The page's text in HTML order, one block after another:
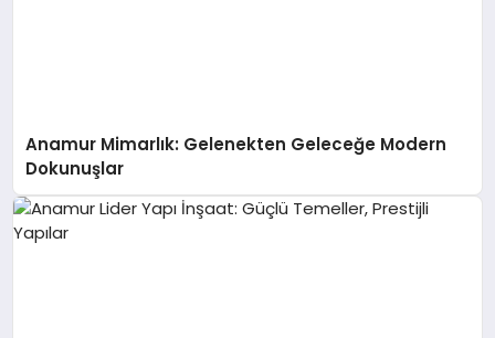
Anamur Mimarlık: Gelenekten Geleceğe Modern
Dokunuşlar